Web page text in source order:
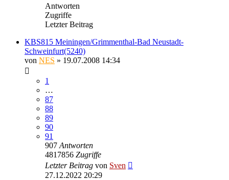
Antworten
Zugriffe
Letzter Beitrag
KBS815 Meiningen/Grimmenthal-Bad Neustadt-
Schweinfurt(5240)
von NES » 19.07.2008 14:34
1
…
87
88
89
90
91
907 Antworten
4817856 Zugriffe
Letzter Beitrag von Sven
27.12.2022 20:29